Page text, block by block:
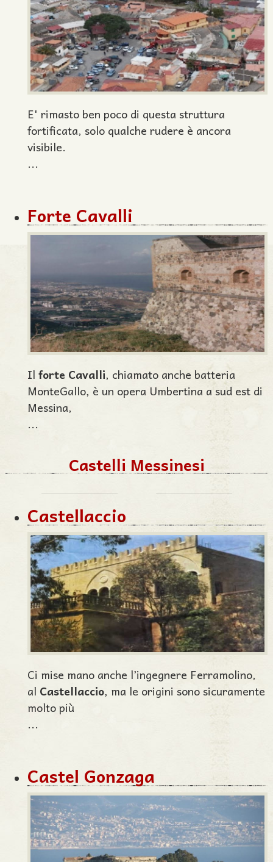
E' rimasto ben poco di questa struttura
fortificata, solo qualche rudere è ancora
visibile.
...
Forte Cavalli
Il forte Cavalli, chiamato anche batteria
MonteGallo, è un opera Umbertina a sud est di
Messina,
...
Castelli Messinesi
Castellaccio
Ci mise mano anche l’ingegnere Ferramolino,
al Castellaccio, ma le origini sono sicuramente
molto più
...
Castel Gonzaga